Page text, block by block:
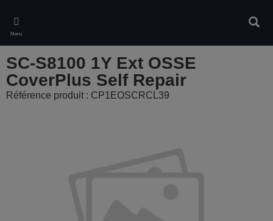
main
content
Menu
SC-S8100 1Y Ext OSSE
CoverPlus Self Repair
Référence produit : CP1EOSCRCL39